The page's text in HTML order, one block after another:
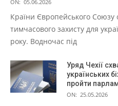
ON: 05.06.2026
Країни Європейського
тимчасового захисту для
року. Водночас під
Уряд Чехії
українських
пройти
ON: 25.05.2026